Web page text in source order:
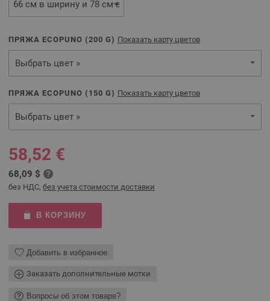
ПРЯЖА ECOPUNO (200 G) Показать карту цветов
Выбрать цвет »
ПРЯЖА ECOPUNO ( 150 G) Показать карту цветов
Выбрать цвет »
58,52 €
68,09 $
без НДС, без учета стоимости доставки
В КОРЗИНУ
Добавить в избранное
Заказать дополнительные мотки
Вопросы об этом товаре?